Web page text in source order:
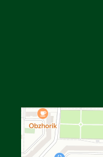
Улица Байтурсынова,